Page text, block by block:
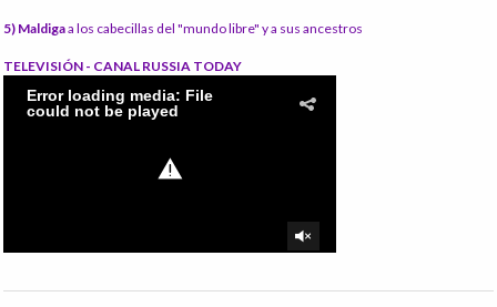
5) Maldigaa los cabecillas del "mundo libre" y a sus ancestros
TELEVISIÓN - CANAL RUSSIA TODAY